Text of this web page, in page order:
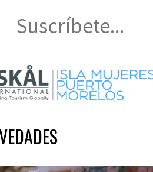
Suscríbete...